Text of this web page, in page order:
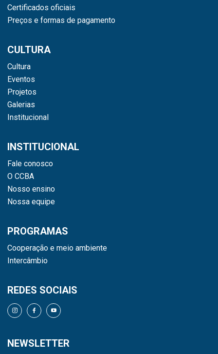
Certificados oficiais
Preços e formas de pagamento
CULTURA
Cultura
Eventos
Projetos
Galerias
Institucional
INSTITUCIONAL
Fale conosco
O CCBA
Nosso ensino
Nossa equipe
PROGRAMAS
Cooperação e meio ambiente
Intercâmbio
REDES SOCIAIS
NEWSLETTER